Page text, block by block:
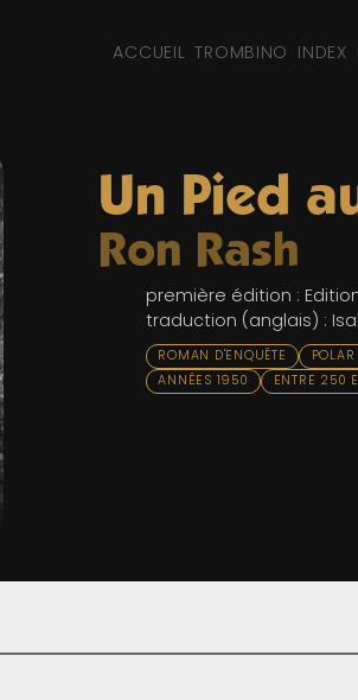
ACCUEIL TROMBINO INDEX
Un Pied
Ron Rash
première édition :
traduction (anglais) :
ROMAN D'ENQUÊTE
ANNÉES 1950
ENTRE 250